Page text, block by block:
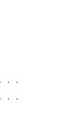
・
・